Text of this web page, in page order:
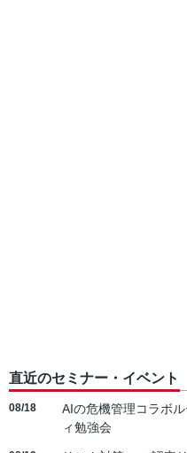
直近のセミナー・イベント
08/18
AIの危機管理コラボ
ィ勉強会